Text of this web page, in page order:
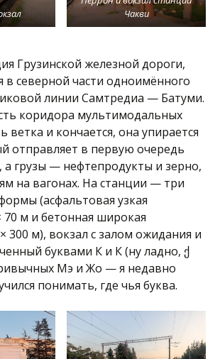
Чакви
Грузинской железной дороги,
в северной части одноимённого
линии Самтредиа — Батуми.
коридора мультимодальных
ветка и кончается, она упирается
отправляет в первую очередь
а грузы — нефтепродукты и зерно,
на вагонах. На станции — три
(асфальтовая узкая
м и бетонная широкая
300 м), вокзал с залом ожидания и
буквами К и К (ну ладно, ქ
Мэ и Жо — я недавно
понимать, где чья буква.